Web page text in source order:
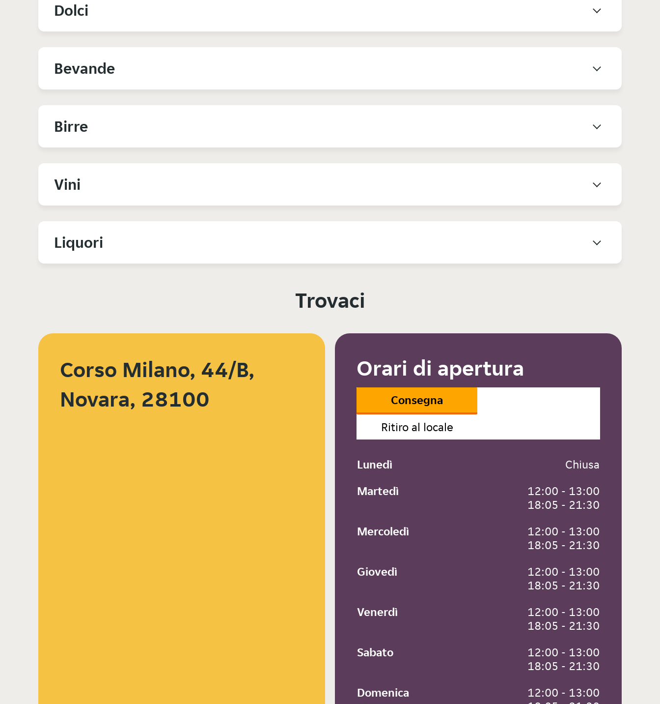
Dolci
Bevande
Birre
Vini
Liquori
Trovaci
Corso Milano, 44/B,
Novara, 28100
Orari di apertura
Consegna
Ritiro al locale
Lunedì
Chiusa
Martedì
12:00 - 13:00
18:05 - 21:30
Mercoledì
12:00 - 13:00
18:05 - 21:30
Giovedì
12:00 - 13:00
18:05 - 21:30
Venerdì
12:00 - 13:00
18:05 - 21:30
Sabato
12:00 - 13:00
18:05 - 21:30
Domenica
12:00 - 13:00